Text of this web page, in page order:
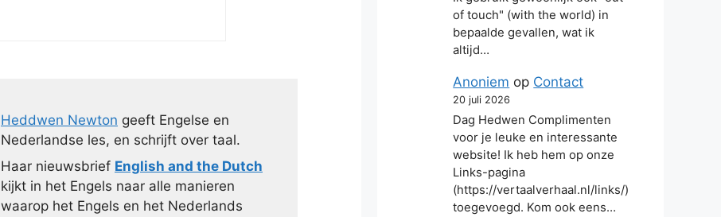
Heddwen Newton geeft Engelse en
Nederlandse les, en schrijft over taal.
Haar nieuwsbrief English and the Dutch
kijkt in het Engels naar alle manieren
waarop het Engels en het Nederlands
of touch" (with the world) in
bepaalde gevallen, wat ik
altijd…
Anoniem op Contact
20 juli 2026
Dag Hedwen Complimenten
voor je leuke en interessante
website! Ik heb hem op onze
Links-pagina
(https://vertaalverhaal.nl/links/)
toegevoegd. Kom ook eens…